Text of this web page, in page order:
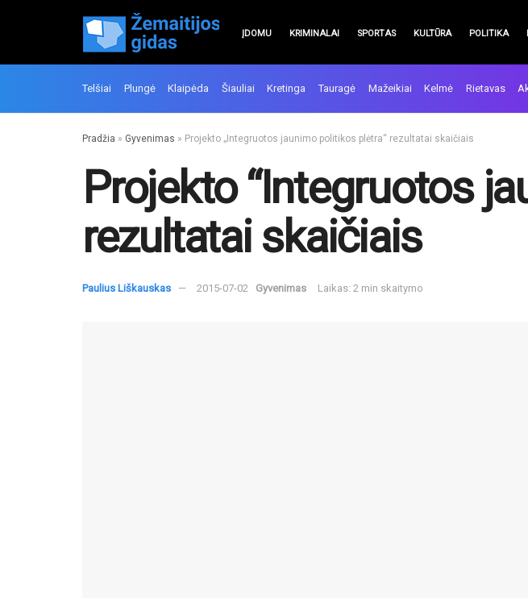
ĮDOMU KRIMINALAI SPORTAS KULTŪRA POLITIKA
Telšiai Plungė Klaipėda Šiauliai Kretinga Tauragė Mažeikiai Kelmė Rietavas
Pradžia » Gyvenimas » Projekto „Integruotos jaunimo politikos plėtra“ rezultatai skaičiais
Projekto “Integruotos
rezultatai skaičiais
Paulius Liškauskas 2015-07-02 Gyvenimas Laikas: 2 min skaitymo